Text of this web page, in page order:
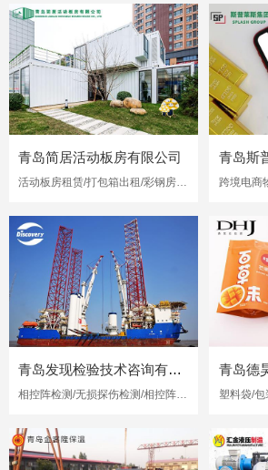
青岛简居活动板房有限公司
活动板房租赁/打包箱出租/彩钢房出租
青岛斯
青岛发现检验技术咨询有限公司
相控阵检测/无损探伤检测/相控阵超声检测
青岛德